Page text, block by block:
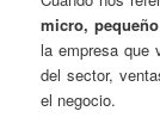
micro,
la empresa que
del sector,
el negocio.